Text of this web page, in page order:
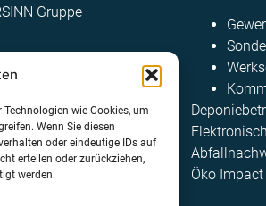
wie Cookies, um
Wenn Sie diesen
oder eindeutige IDs auf
erteilen oder zurückziehen,
werden.
Gruppe
Öko